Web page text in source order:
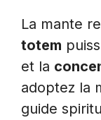
La mante
totem
et la
adoptez la
guide